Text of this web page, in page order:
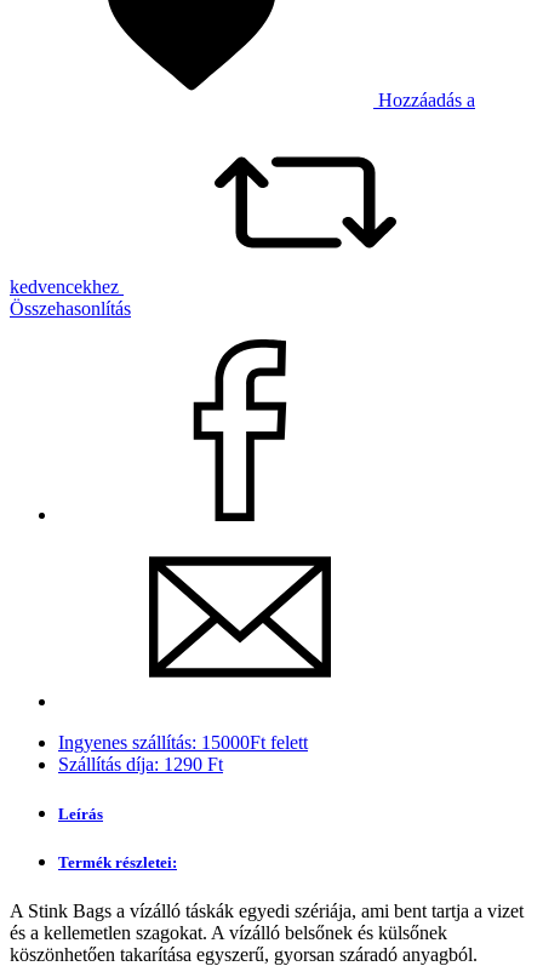
Hozzáadás a
kedvencekhez
Összehasonlítás
Ingyenes szállítás: 15000Ft felett
Szállítás díja: 1290 Ft
Leírás
Termék részletei:
A Stink Bags a vízálló táskák egyedi szériája, ami bent tartja a vizet
és a kellemetlen szagokat. A vízálló belsőnek és külsőnek
köszönhetően takarítása egyszerű, gyorsan száradó anyagból.